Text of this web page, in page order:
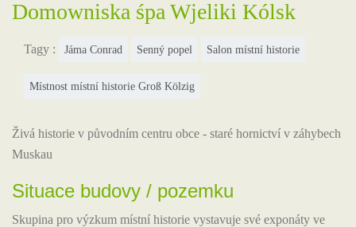
Domowniska śpa Wjeliki Kólsk
Tagy : Jáma Conrad Senný popel Salon místní historie
Místnost místní historie Groß Kölzig
Živá historie v původním centru obce - staré hornictví v záhybech
Muskau
Situace budovy / pozemku
Skupina pro výzkum místní historie vystavuje své exponáty ve